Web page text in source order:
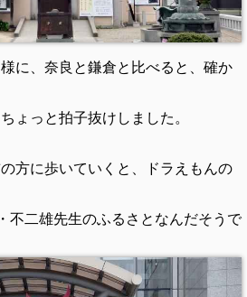
に、奈良と鎌倉と比べると、確か
ょっと拍子抜けしました。
方に歩いていくと、ドラえもんの
不二雄先生のふるさとなんだそうで